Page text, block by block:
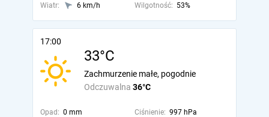
Wiatr:
6 km/h Wilgotność: 53%
17:00
33°C
Odczuwalna 36°C
Zachmurzenie małe, pogodnie
Opad: 0 mm Ciśnienie: 997 hPa